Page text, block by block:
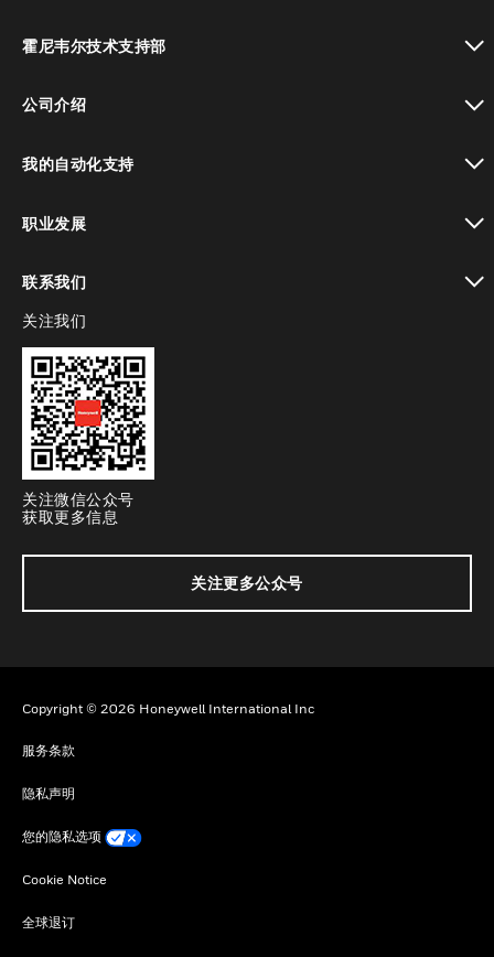
霍尼韦尔技术支持部
公司介绍
我的自动化支持
职业发展
联系我们
toggle view
关注我们
关注微信公众号
获取更多信息
关注更多公众号
Copyright © 2026 Honeywell International Inc
服务条款
隐私声明
您的隐私选项
Cookie Notice
全球退订